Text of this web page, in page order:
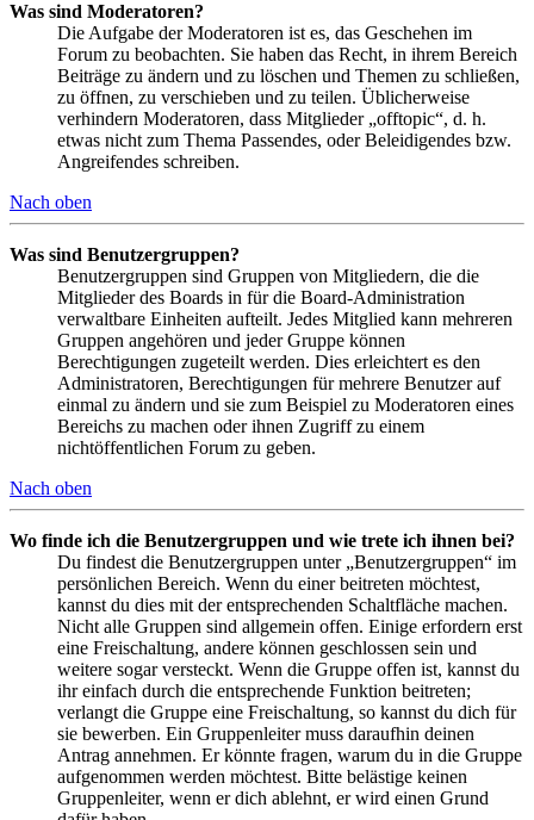
Was sind Moderatoren?
Die Aufgabe der Moderatoren ist es, das Geschehen im
Forum zu beobachten. Sie haben das Recht, in ihrem Bereich
Beiträge zu ändern und zu löschen und Themen zu schließen,
zu öffnen, zu verschieben und zu teilen. Üblicherweise
verhindern Moderatoren, dass Mitglieder „offtopic“, d. h.
etwas nicht zum Thema Passendes, oder Beleidigendes bzw.
Angreifendes schreiben.
Nach oben
Was sind Benutzergruppen?
Benutzergruppen sind Gruppen von Mitgliedern, die die
Mitglieder des Boards in für die Board-Administration
verwaltbare Einheiten aufteilt. Jedes Mitglied kann mehreren
Gruppen angehören und jeder Gruppe können
Berechtigungen zugeteilt werden. Dies erleichtert es den
Administratoren, Berechtigungen für mehrere Benutzer auf
einmal zu ändern und sie zum Beispiel zu Moderatoren eines
Bereichs zu machen oder ihnen Zugriff zu einem
nichtöffentlichen Forum zu geben.
Nach oben
Wo finde ich die Benutzergruppen und wie trete ich ihnen bei?
Du findest die Benutzergruppen unter „Benutzergruppen“ im
persönlichen Bereich. Wenn du einer beitreten möchtest,
kannst du dies mit der entsprechenden Schaltfläche machen.
Nicht alle Gruppen sind allgemein offen. Einige erfordern erst
eine Freischaltung, andere können geschlossen sein und
weitere sogar versteckt. Wenn die Gruppe offen ist, kannst du
ihr einfach durch die entsprechende Funktion beitreten;
verlangt die Gruppe eine Freischaltung, so kannst du dich für
sie bewerben. Ein Gruppenleiter muss daraufhin deinen
Antrag annehmen. Er könnte fragen, warum du in die Gruppe
aufgenommen werden möchtest. Bitte belästige keinen
Gruppenleiter, wenn er dich ablehnt, er wird einen Grund